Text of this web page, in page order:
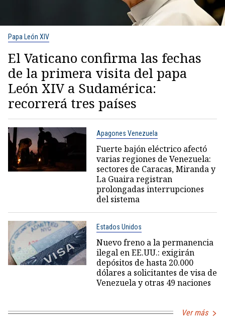
Papa León XIV
El Vaticano confirma las fechas
de la primera visita del papa
León XIV a Sudamérica:
recorrerá tres países
Apagones Venezuela
Fuerte bajón eléctrico afectó
varias regiones de Venezuela:
sectores de Caracas, Miranda y
La Guaira registran
prolongadas interrupciones
del sistema
Estados Unidos
Nuevo freno a la permanencia
ilegal en EE.UU.: exigirán
depósitos de hasta 20.000
dólares a solicitantes de visa de
Venezuela y otras 49 naciones
Ver más